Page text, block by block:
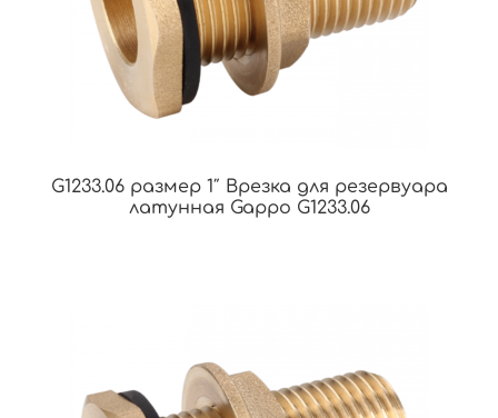
G1233.06 размер 1″ Врезка для резервуара
латунная Gappo G1233.06